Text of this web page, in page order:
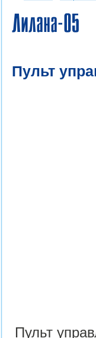
Лилана-05
Пульт
Пульт